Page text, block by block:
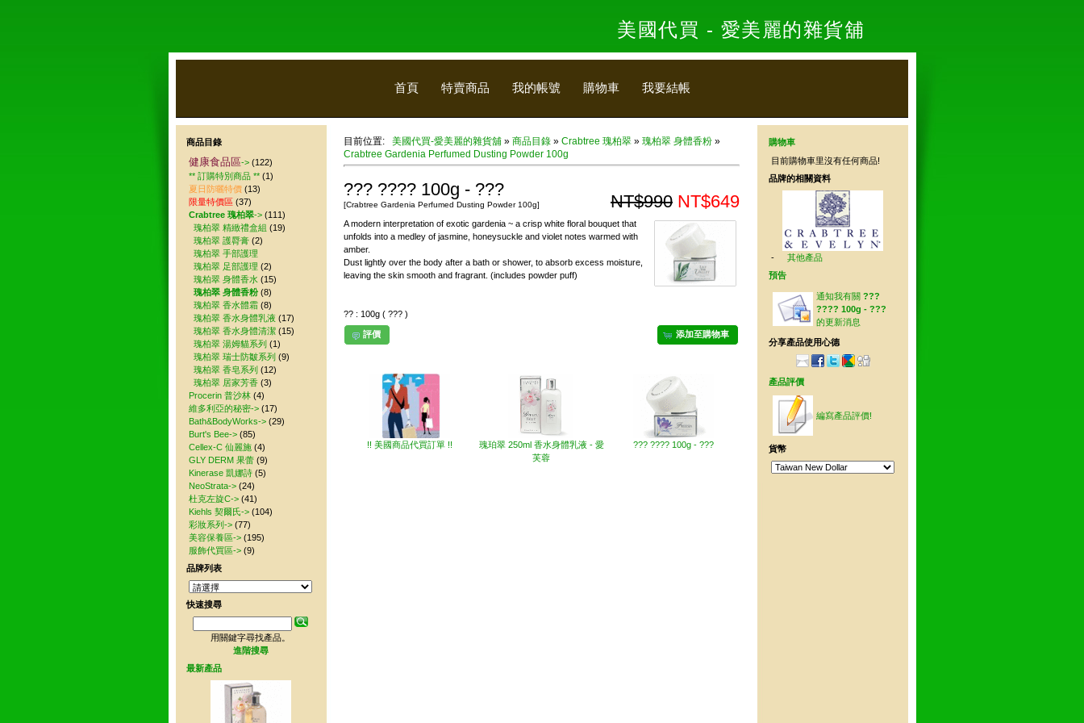
首頁 特賣商品 我的帳號 購物車 我要結帳
目前位置: 美國代買-愛美麗的雜貨舖 » 商品目錄 » Crabtree 瑰柏翠 » 瑰柏翠 身體香粉 »
Crabtree Gardenia Perfumed Dusting Powder 100g
NT$990 NT$649
??? ???? 100g - ???
[Crabtree Gardenia Perfumed Dusting Powder 100g]
A modern interpretation of exotic gardenia ~ a crisp white floral bouquet that
unfolds into a medley of jasmine, honeysuckle and violet notes warmed with
amber.
Dust lightly over the body after a bath or shower, to absorb excess moisture,
leaving the skin smooth and fragrant. (includes powder puff)
?? : 100g ( ??? )
添加至購物車
評價
!! 美國商品代買訂單 !!
瑰珀翠 250ml 香水身體乳液 - 愛
芙蓉
??? ???? 100g - ???
商品目錄
健康食品區-> (122)
** 訂購特別商品 ** (1)
夏日防曬特價 (13)
限量特價區 (37)
Crabtree 瑰柏翠-> (111)
瑰柏翠 精緻禮盒組 (19)
瑰柏翠 護脣膏 (2)
瑰柏翠 手部護理
瑰柏翠 足部護理 (2)
瑰柏翠 身體香水 (15)
瑰柏翠 身體香粉 (8)
瑰柏翠 香水體霜 (8)
瑰柏翠 香水身體乳液 (17)
瑰柏翠 香水身體清潔 (15)
瑰柏翠 湯姆貓系列 (1)
瑰柏翠 瑞士防皺系列 (9)
瑰柏翠 香皂系列 (12)
瑰柏翠 居家芳香 (3)
Procerin 普沙林 (4)
維多利亞的秘密-> (17)
Bath&BodyWorks-> (29)
Burt's Bee-> (85)
Cellex-C 仙麗施 (4)
GLY DERM 果蕾 (9)
Kinerase 凱娜詩 (5)
NeoStrata-> (24)
杜克左旋C-> (41)
Kiehls 契爾氏-> (104)
彩妝系列-> (77)
美容保養區-> (195)
服飾代買區-> (9)
品牌列表
快速搜尋
用關鍵字尋找產品。
進階搜尋
最新產品
購物車
目前購物車里沒有任何商品!
品牌的相關資料
-
其他產品
預告
通知我有關 ???
???? 100g - ???
的更新消息
分享產品使用心德
產品評價
編寫產品評價!
貨幣
美國代買 - 愛美麗的雜貨舖